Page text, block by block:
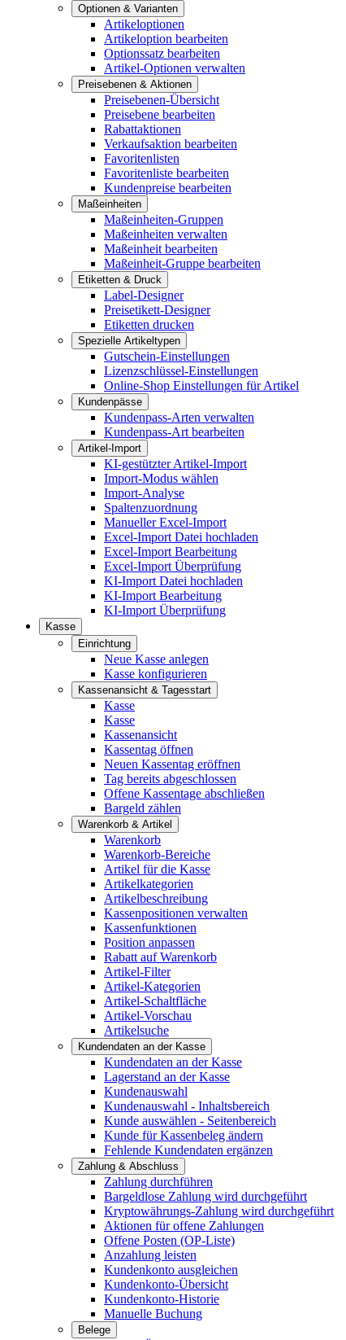
Optionen & Varianten
Artikeloptionen
Artikeloption bearbeiten
Optionssatz bearbeiten
Artikel-Optionen verwalten
Preisebenen & Aktionen
Preisebenen-Übersicht
Preisebene bearbeiten
Rabattaktionen
Verkaufsaktion bearbeiten
Favoritenlisten
Favoritenliste bearbeiten
Kundenpreise bearbeiten
Maßeinheiten
Maßeinheiten-Gruppen
Maßeinheiten verwalten
Maßeinheit bearbeiten
Maßeinheit-Gruppe bearbeiten
Etiketten & Druck
Label-Designer
Preisetikett-Designer
Etiketten drucken
Spezielle Artikeltypen
Gutschein-Einstellungen
Lizenzschlüssel-Einstellungen
Online-Shop Einstellungen für Artikel
Kundenpässe
Kundenpass-Arten verwalten
Kundenpass-Art bearbeiten
Artikel-Import
KI-gestützter Artikel-Import
Import-Modus wählen
Import-Analyse
Spaltenzuordnung
Manueller Excel-Import
Excel-Import Datei hochladen
Excel-Import Bearbeitung
Excel-Import Überprüfung
KI-Import Datei hochladen
KI-Import Bearbeitung
KI-Import Überprüfung
Kasse
Einrichtung
Neue Kasse anlegen
Kasse konfigurieren
Kassenansicht & Tagesstart
Kasse
Kasse
Kassenansicht
Kassentag öffnen
Neuen Kassentag eröffnen
Tag bereits abgeschlossen
Offene Kassentage abschließen
Bargeld zählen
Warenkorb & Artikel
Warenkorb
Warenkorb-Bereiche
Artikel für die Kasse
Artikelkategorien
Artikelbeschreibung
Kassenpositionen verwalten
Kassenfunktionen
Position anpassen
Rabatt auf Warenkorb
Artikel-Filter
Artikel-Kategorien
Artikel-Schaltfläche
Artikel-Vorschau
Artikelsuche
Kundendaten an der Kasse
Kundendaten an der Kasse
Lagerstand an der Kasse
Kundenauswahl
Kundenauswahl - Inhaltsbereich
Kunde auswählen - Seitenbereich
Kunde für Kassenbeleg ändern
Fehlende Kundendaten ergänzen
Zahlung & Abschluss
Zahlung durchführen
Bargeldlose Zahlung wird durchgeführt
Kryptowährungs-Zahlung wird durchgeführt
Aktionen für offene Zahlungen
Offene Posten (OP-Liste)
Anzahlung leisten
Kundenkonto ausgleichen
Kundenkonto-Übersicht
Kundenkonto-Historie
Manuelle Buchung
Belege